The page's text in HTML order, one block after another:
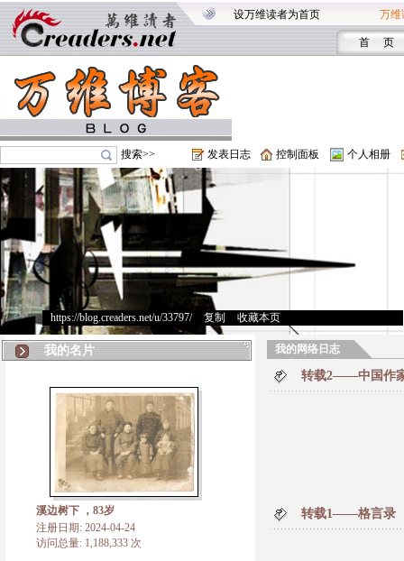
设万维读者为首页 万维
首 页
搜索>> 发表日志 控制面板 个人相册
https://blog.creaders.net/u/33797/> 复制 收藏本页
我的名片
溪边树下 ，83岁
注册日期: 2024-04-24
访问总量: 1,188,333 次
我的网络日志
转载2——中国作
转载1——格言录